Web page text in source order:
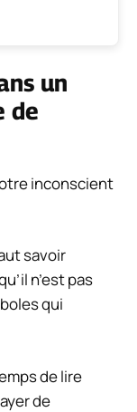
un
de
inconscient
savoir
n’est pas
qui
de lire
de